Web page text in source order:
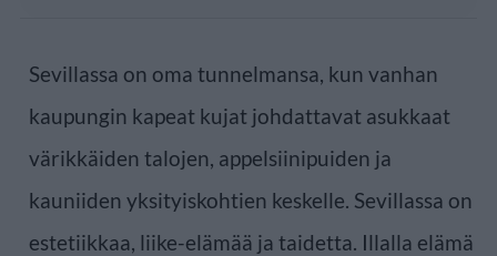
Sevillassa on oma tunnelmansa, kun vanhan
kaupungin kapeat kujat johdattavat asukkaat
värikkäiden talojen, appelsiinipuiden ja
kauniiden yksityiskohtien keskelle. Sevillassa on
estetiikkaa, liike-elämää ja taidetta. Illalla elämä